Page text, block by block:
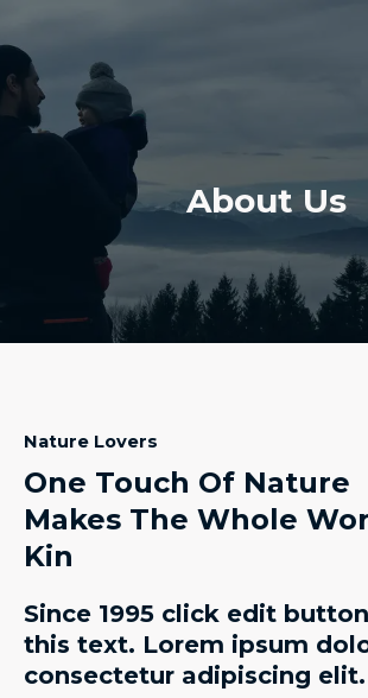
to
content
About Us
Nature Lovers
One Touch Of Nature
Makes The Whole
Kin
Since 1995 click edit
this text. Lorem ipsum
consectetur adipiscing elit.